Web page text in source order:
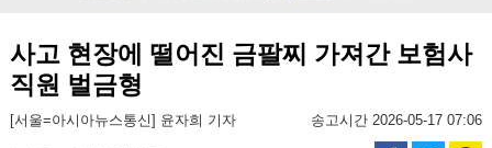
사고 현장에 떨어진 금팔찌 가져간 보험사
직원 벌금형
[서울=아시아뉴스통신] 윤자희 기자 송고시간 2026-05-17 07:06